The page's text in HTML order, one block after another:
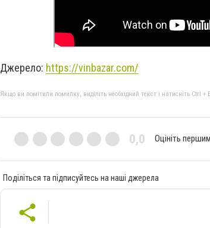
Джерело: https://vinbazar.com/
Якщо ви помітили помилку, виділіть необхідний текст і натисніть Ctrl
0,0 Оцініть першим
Поділіться та підписуйтесь на наші джерела